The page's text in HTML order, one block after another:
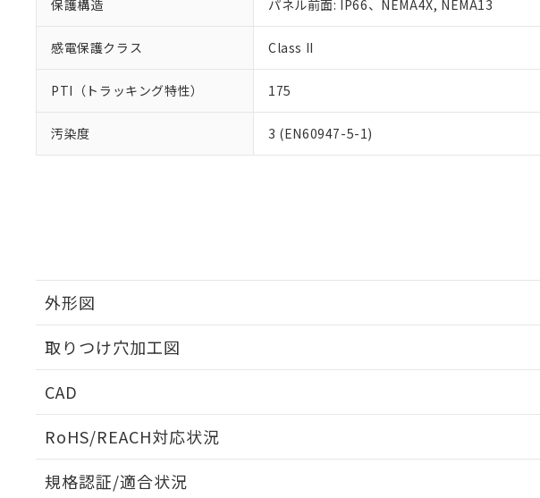
保護構造 パネル前面: IP66、NEMA4X, NEMA13
感電保護クラス Class II
PTI（トラッキング特性） 175
汚染度 3 (EN60947-5-1)
外形図
取りつけ穴加工図
CAD
RoHS/REACH対応状況
規格認証/適合状況